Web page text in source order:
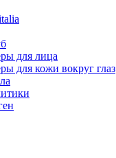
для лица
для кожи вокруг глаз